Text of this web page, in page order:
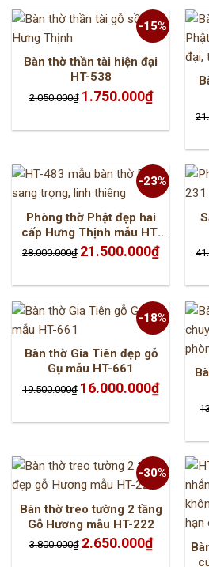
-15%
Bàn thờ thần tài hiện đại
HT-538
2.050.000₫ Giá
gốc
1.750.000₫Giá
hiện
1.750.000₫.
-23%
Phòng thờ Phật đẹp hai
cấp Hưng Thịnh mẫu HT-
483
28.000.000₫ Giá
gốc
21.500.000₫Giá
hiện
-18%
Bàn thờ Gia Tiên đẹp gỗ
Gụ mẫu HT-661
19.500.000₫ Giá
gốc
16.000.000₫Giá
hiện
16.000.000₫.
-30%
Bàn thờ treo tường 2 tầng
Gỗ Hương mẫu HT-222
3.800.000₫ Giá
gốc
2.650.000₫Giá
hiện